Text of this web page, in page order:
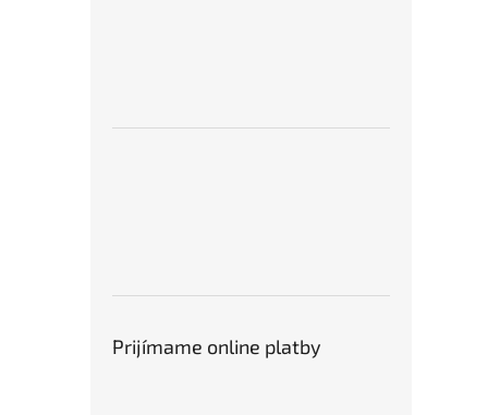
Prijímame online platby